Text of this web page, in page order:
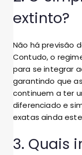
extinto?
Não há previsão
Contudo, o
para se integrar
garantindo que
continuem a ter
diferenciado e
exatas ainda
3. Quais